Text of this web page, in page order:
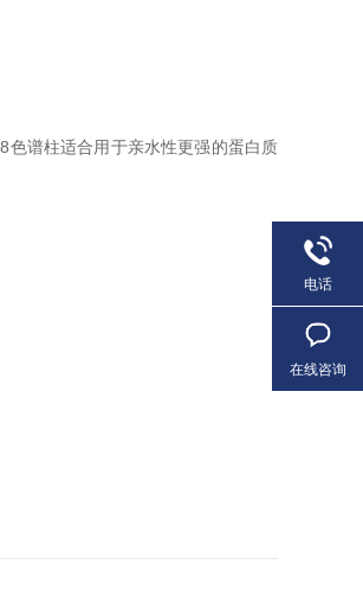
色谱柱适合用于亲水性更强的蛋白质
电话
在线咨询